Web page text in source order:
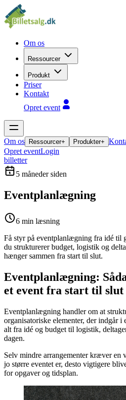
Om os
Ressourcer
Produkt
Priser
Kontakt
Opret event
Om os Ressourcer+ Produkter+
Opret eventLogin
billetter
5 måneder siden
Eventplanlægning
6 min læsning
Få styr på eventplanlægning fra idé til
du strukturerer budget, logistik og
hænger sammen fra start til slut.
Eventplanlægning:
et event fra start til slut
Eventplanlægning handler om at
organisatoriske elementer, der indgår
alt fra idé og budget til logistik,
dagen.
Selv mindre arrangementer kræver
jo større eventet er, desto vigtigere
for opgaver og tidsplan.